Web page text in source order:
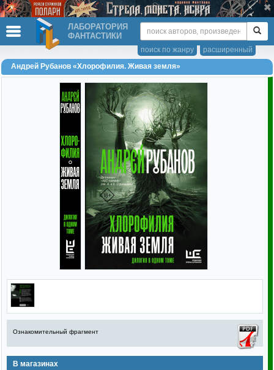
ЛАБОРАТОРИЯ
ФАНТАСТИКИ
расширенный
поиск по жанру
Андрей Рубанов «Хлорофилия. Живая земля»
Ознакомительный фрагмент
В магазинах